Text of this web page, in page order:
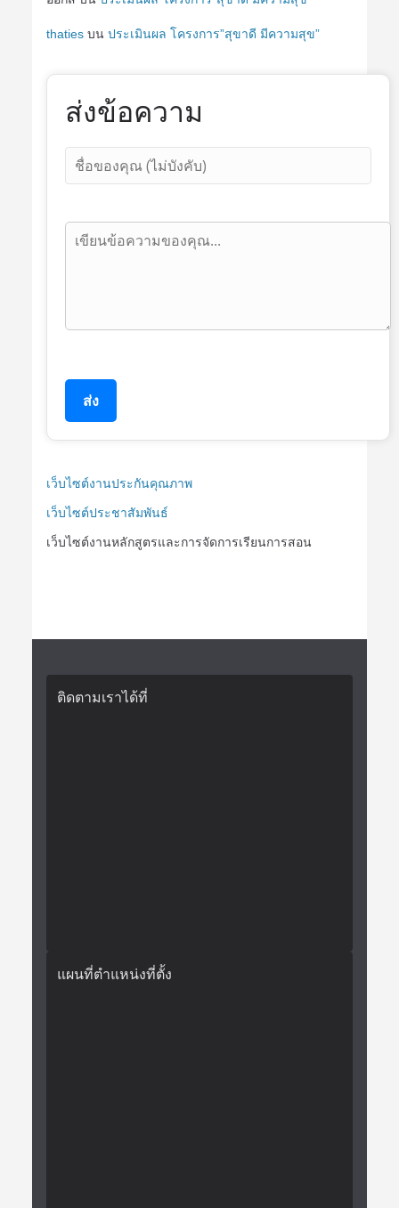
thatiesบน ประเมินผล โครงการ”สุขาดี มีความสุข”
ส่งข้อความ
ส่ง
เว็บไซต์งานประกันคุณภาพ
เว็บไซต์ประชาสัมพันธ์
เว็บไซต์งานหลักสูตรและการจัดการเรียนการสอน
ติดตามเราได้ที่
แผนที่ตำแหน่งที่ตั้ง